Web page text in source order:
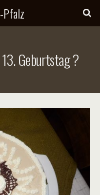
Pfalz
Geburtstag ?